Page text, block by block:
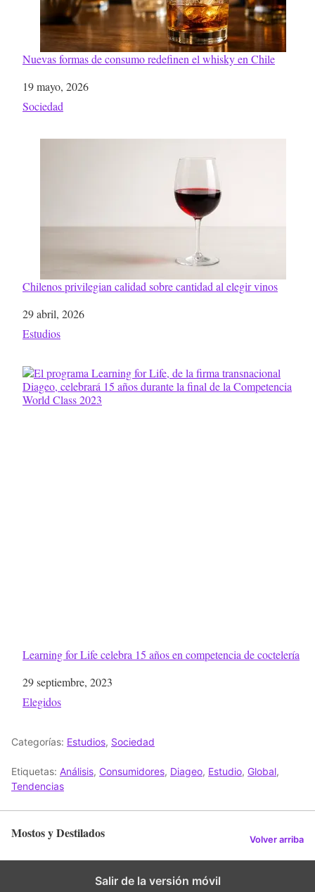
Nuevas formas de consumo redefinen el whisky en Chile
Fecha
19 mayo, 2026
Respecto a
Sociedad
Chilenos privilegian calidad sobre cantidad al elegir vinos
Fecha
29 abril, 2026
Respecto a
Estudios
Learning for Life celebra 15 años en competencia de coctelería
Fecha
29 septiembre, 2023
Respecto a
Elegidos
Categorías: Estudios, Sociedad
Etiquetas: Análisis, Consumidores, Diageo, Estudio, Global,
Tendencias
Mostos y Destilados Volver arriba
Salir de la versión móvil